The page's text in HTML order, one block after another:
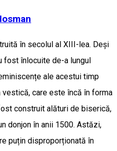
în secolul al XIII-lea. Deși
fost înlocuite de-a lungul
ale acestui timp
vestică, care este încă în forma
construit alături de biserică,
donjon în anii 1500. Astăzi,
puțin disproporționată în